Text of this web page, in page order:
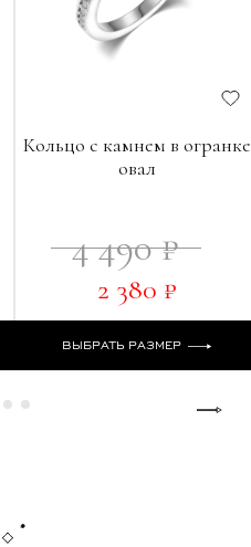
Кольцо с камнем в огранке
овал
4 490 ₽
2 380 ₽
ВЫБРАТЬ РАЗМЕР